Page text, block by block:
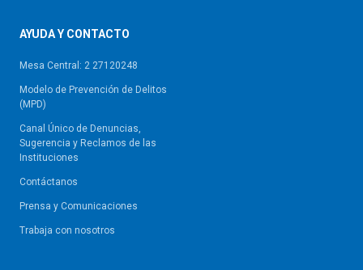
AYUDA Y CONTACTO
Mesa Central: 2 27120248
Modelo de Prevención de Delitos
(MPD)
Canal Único de Denuncias,
Sugerencia y Reclamos de las
Instituciones
Contáctanos
Prensa y Comunicaciones
Trabaja con nosotros